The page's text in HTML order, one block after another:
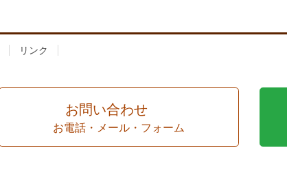
リンク
お問い合わせ
お電話・メール・フォーム